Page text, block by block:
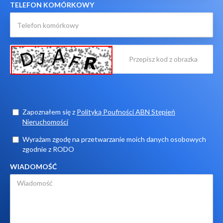
TELEFON KOMÓRKOWY
Zapoznałem się z Polityką Poufności ABN Stępień
Nieruchomości
Wyrażam zgodę na przetwarzanie moich danych osobowych
zgodnie z RODO
WIADOMOŚĆ